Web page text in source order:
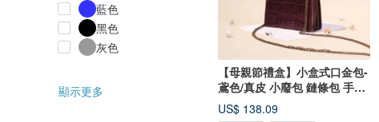
藍色
黑色
灰色
顯示更多
【母親節禮盒】小盒式口金包-
鳶色/真皮 小廢包 鏈條包 手提
包
US$ 138.09